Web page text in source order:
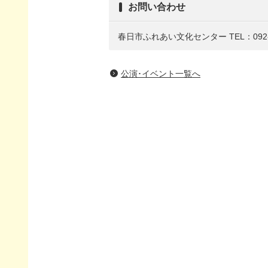
お問い合わせ
春日市ふれあい文化センター TEL：
公演･イベント一覧へ